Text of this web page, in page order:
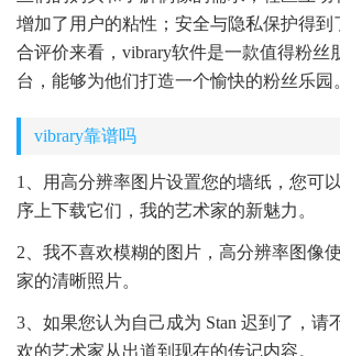
增加了用户的粘性；安全与隐私保护得到
合评价来看，vibrary软件是一款值得粉丝
台，能够为他们打造一个愉快的粉丝乐园
vibrary靠谱吗
1、用高分辨率图片设置您的墙纸，您可
序上下载它们，我的艺术家的新魅力。
2、我不喜欢模糊的图片，高分辨率图像
家的清晰照片。
3、如果您认为自己成为 Stan 迟到了，请
欢的艺术家从出道到现在的传记内容。